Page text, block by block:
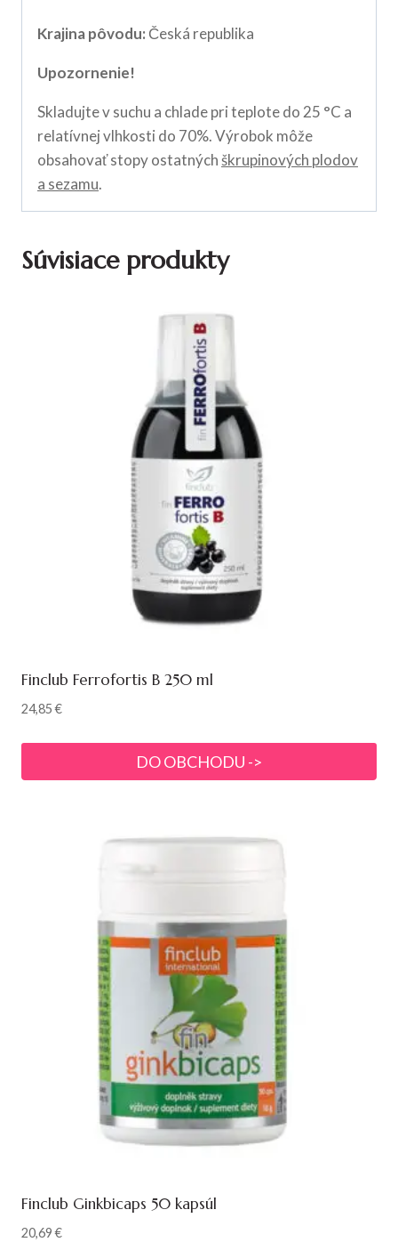
Krajina pôvodu: Česká republika
Upozornenie!
Skladujte v suchu a chlade pri teplote do 25 °C a
relatívnej vlhkosti do 70%. Výrobok môže
obsahovať stopy ostatnýchškrupinových plodov
a sezamu.
Súvisiace produkty
Finclub Ferrofortis B 250 ml
24,85€
DO OBCHODU ->
Finclub Ginkbicaps 50 kapsúl
20,69€